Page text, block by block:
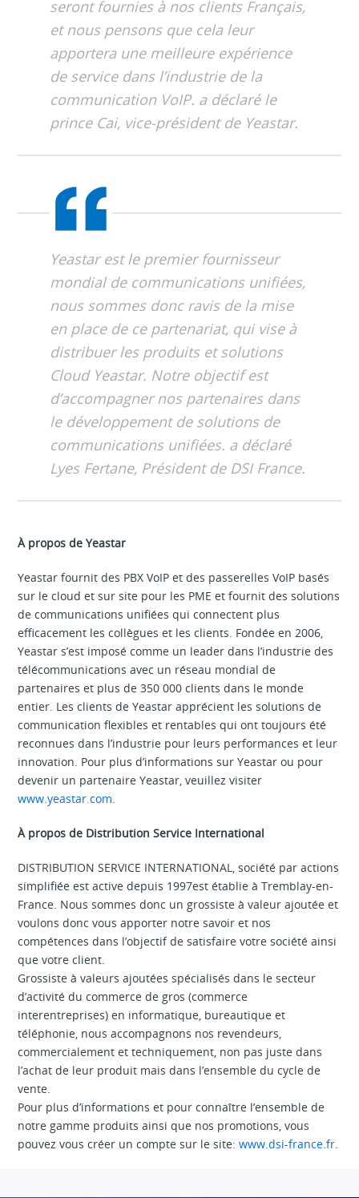
seront fournies à nos clients Français,
et nous pensons que cela leur
apportera une meilleure expérience
de service dans l’industrie de la
communication VoIP. a déclaré le
prince Cai, vice-président de Yeastar.
Yeastar est le premier fournisseur
mondial de communications unifiées,
nous sommes donc ravis de la mise
en place de ce partenariat, qui vise à
distribuer les produits et solutions
Cloud Yeastar. Notre objectif est
d’accompagner nos partenaires dans
le développement de solutions de
communications unifiées. a déclaré
Lyes Fertane, Président de DSI France.
À propos de Yeastar
Yeastar fournit des PBX VoIP et des passerelles VoIP basés
sur le cloud et sur site pour les PME et fournit des solutions
de communications unifiées qui connectent plus
efficacement les collègues et les clients. Fondée en 2006,
Yeastar s’est imposé comme un leader dans l’industrie des
télécommunications avec un réseau mondial de
partenaires et plus de 350 000 clients dans le monde
entier. Les clients de Yeastar apprécient les solutions de
communication flexibles et rentables qui ont toujours été
reconnues dans l’industrie pour leurs performances et leur
innovation. Pour plus d’informations sur Yeastar ou pour
devenir un partenaire Yeastar, veuillez visiter
www.yeastar.com
À propos de Distribution Service International
DISTRIBUTION SERVICE INTERNATIONAL, société par actions
simplifiée est active depuis 1997est établie à Tremblay-en-
France. Nous sommes donc un grossiste à valeur ajoutée et
voulons donc vous apporter notre savoir et nos
compétences dans l’objectif de satisfaire votre société ainsi
que votre client.
Grossiste à valeurs ajoutées spécialisés dans le secteur
d’activité du commerce de gros (commerce
interentreprises) en informatique, bureautique et
téléphonie, nous accompagnons nos revendeurs,
commercialement et techniquement, non pas juste dans
l’achat de leur produit mais dans l’ensemble du cycle de
vente.
Pour plus d’informations et pour connaître l’ensemble de
notre gamme produits ainsi que nos promotions, vous
pouvez vous créer un compte sur le site:www.dsi-france.fr